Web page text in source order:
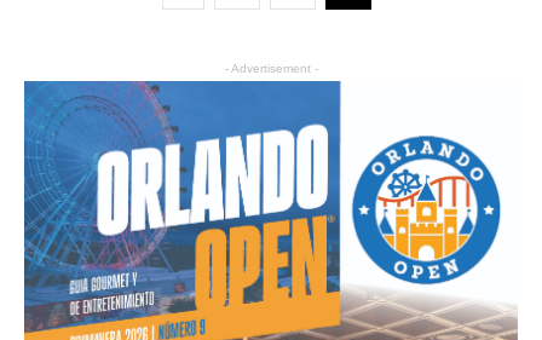
- Advertisement -